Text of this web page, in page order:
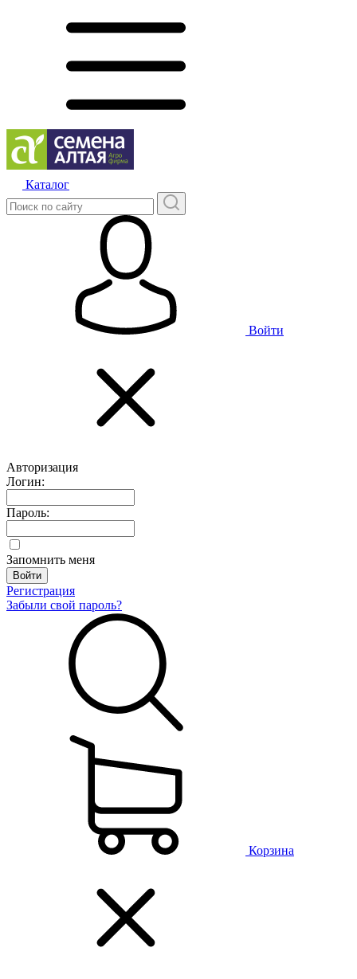
Каталог
Войти
Авторизация
Логин:
Пароль:
Запомнить меня
Регистрация
Забыли свой пароль?
Корзина